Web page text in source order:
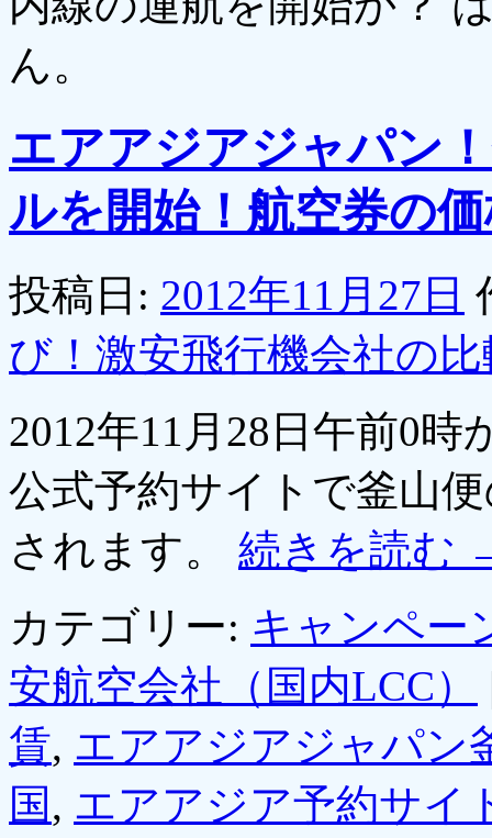
ん。
エアアジアジャパン
ルを開始！航空券の
投稿日: 2012年11月27日
び！激安飛行機会社の
2012年11月28日午前0
公式予約サイトで釜山
されます。 続きを読む
カテゴリー: キャンペー
安航空会社（国内LCC）
賃, エアアジアジャパン
国, エアアジア予約サイ